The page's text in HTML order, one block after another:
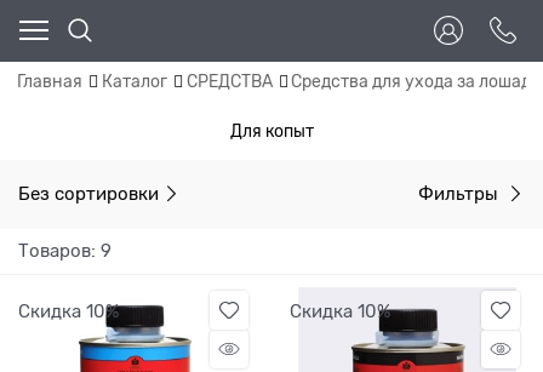
Главная Каталог СРЕДСТВА Средства для ухода за
Для копыт
Без сортировки Фильтры
Товаров: 9
Скидка 10% Скидка 10%